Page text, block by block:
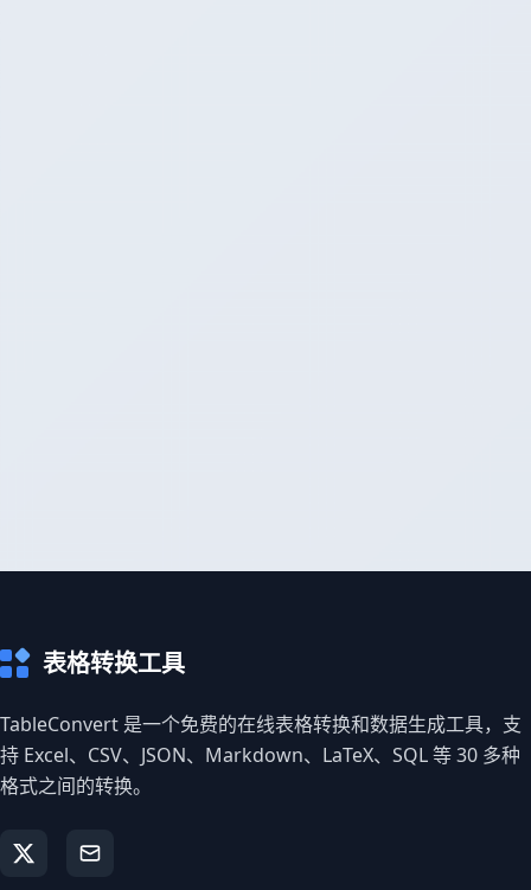
表格转换工具
TableConvert 是一个免费的在线表格转换和数据生成工具，支
持 Excel、CSV、JSON、Markdown、LaTeX、SQL 等 30 多种
格式之间的转换。